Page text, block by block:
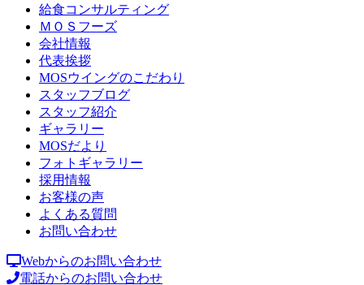
給食コンサルティング
ＭＯＳフーズ
会社情報
代表挨拶
MOSウイングのこだわり
スタッフブログ
スタッフ紹介
ギャラリー
MOSだより
フォトギャラリー
採用情報
お客様の声
よくある質問
お問い合わせ
Webからのお問い合わせ
電話からのお問い合わせ